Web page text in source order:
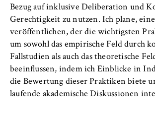
Bezug auf inklusive Deliberation und
Gerechtigkeit zu nutzen. Ich plane,
veröffentlichen, der die wichtigsten
um sowohl das empirische Feld durch
Fallstudien als auch das theoretische
beeinflussen, indem ich Einblicke in
die Bewertung dieser Praktiken biete
laufende akademische Diskussionen